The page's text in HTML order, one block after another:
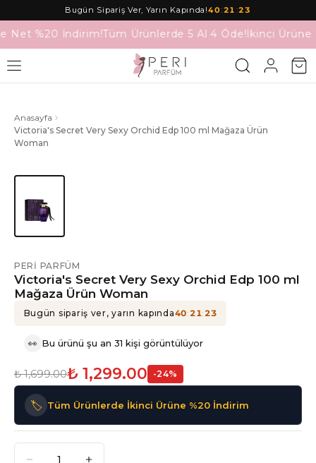
Bugün Sipariş Ver, Yarın Kapında!40:21 :23
Net %20 İndirim!Tüm Ürünlerde 5 Al 4 Öde!İkinci Ürüne
Anasayfa
Victoria's Secret Very Sexy Orchid Edp 100 ml Mağaza Ürün
Woman
PERI PARFÜM
Victoria's Secret Very Sexy Orchid Edp 100 ml
Mağaza Ürün Woman
Bugün sipariş ver, yarın kapında40:21:23
👀 Bu ürünü şu an 31 kişi görüntülüyor
₺ 1,699.00₺ 1,299.00 -24%
🏷️ Tüm Ürünlerde İkinci Ürüne %20 İndirim